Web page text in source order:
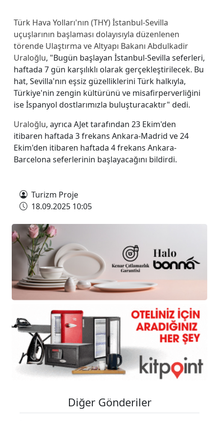
Türk Hava Yolları'nın (THY) İstanbul-Sevilla
uçuşlarının başlaması dolayısıyla düzenlenen
törende Ulaştırma ve Altyapı Bakanı Abdulkadir
Uraloğlu, "Bugün başlayan İstanbul-Sevilla seferleri,
haftada 7 gün karşılıklı olarak gerçekleştirilecek. Bu
hat, Sevilla'nın eşsiz güzelliklerini Türk halkıyla,
Türkiye'nin zengin kültürünü ve misafirperverliğini
ise İspanyol dostlarımızla buluşturacaktır" dedi.
Uraloğlu, ayrıca AJet tarafından 23 Ekim'den
itibaren haftada 3 frekans Ankara-Madrid ve 24
Ekim'den itibaren haftada 4 frekans Ankara-
Barcelona seferlerinin başlayacağını bildirdi.
Turizm Proje
18.09.2025 10:05
Diğer Gönderiler